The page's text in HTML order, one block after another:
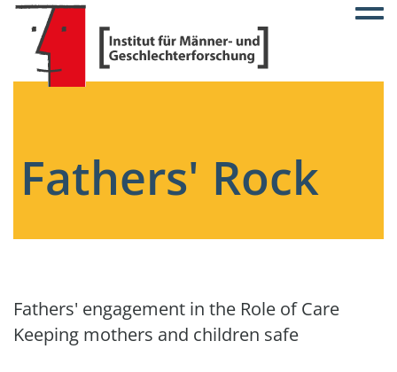
Fathers' Rock
Fathers' engagement in the Role of Care
Keeping mothers and children safe